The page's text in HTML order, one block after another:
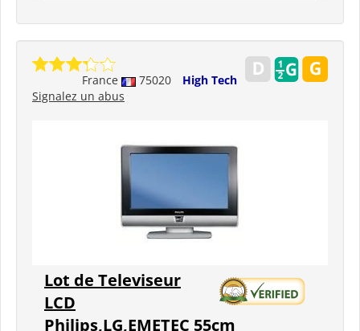
France 75020
High Tech
Signalez un abus
Lot de Televiseur
LCD
Philips,LG,EMETEC 55cm